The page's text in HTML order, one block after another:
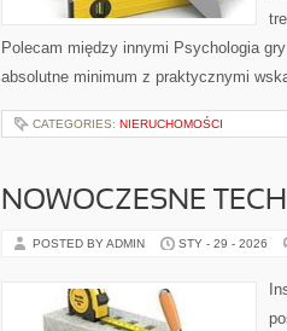
Polecam między innymi Psychologia
absolutne minimum z praktycznymi
CATEGORIES: NIERUCHOMOŚCI
NOWOCZESNE
POSTED BY ADMIN STY - 29 - 2026